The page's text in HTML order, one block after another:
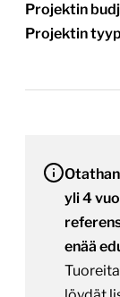
Projektin
Projektin
yli 4
enää